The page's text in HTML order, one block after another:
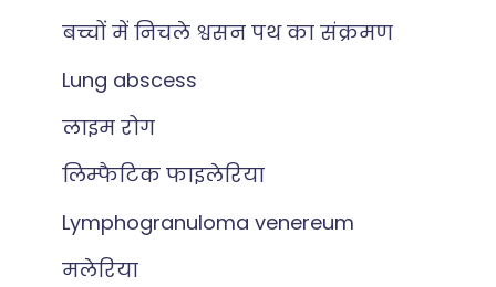
बच्चों में निचले श्वसन पथ का संक्रमण
Lung abscess
लाइम रोग
लिम्फैटिक फाइलेरिया
Lymphogranuloma venereum
मलेरिया